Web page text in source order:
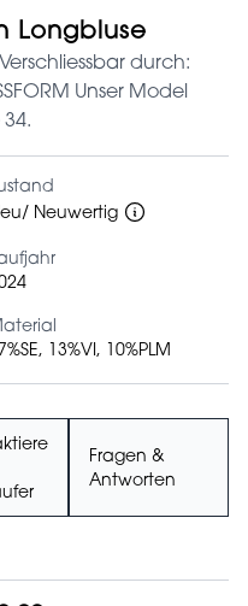
Longbluse
durch:
Unser Model
Neuwertig
13%VI, 10%PLM
Fragen &
Antworten